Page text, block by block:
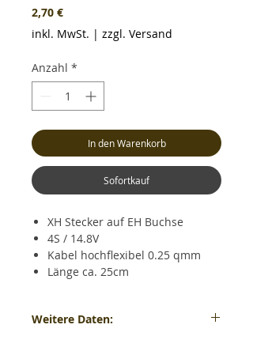
2,70 €Preis
inkl. MwSt. | zzgl. Versand
Anzahl *
In den Warenkorb
Sofortkauf
XH Stecker auf EH Buchse
4S / 14.8V
Kabel hochflexibel 0.25 qmm
Länge ca. 25cm
Weitere Daten: